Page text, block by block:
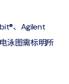
、Agilent
泳图需标明所